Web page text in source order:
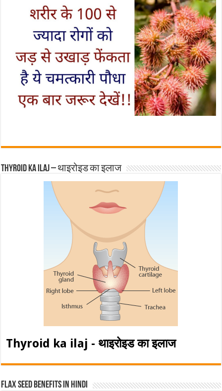
Thyroid ka ilaj – थाइरोइड का इलाज
Thyroid ka ilaj - थाइरोइड का इलाज
Flax Seed Benefits in hindi